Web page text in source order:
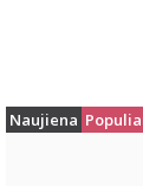
Naujiena